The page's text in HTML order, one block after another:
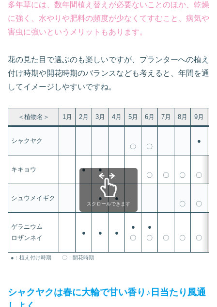
多年草には、数年間植え替えが必要ないことのほか、乾燥
に強く、水やりや肥料の頻度が少なくてすむこと、病気や
害虫に強いというメリットもあります。
花の見た目で選ぶのも楽しいですが、プランターへの植え
付け時期や開花時期のバランスなども考えると、年間を通
してイメージしやすいですね。
＜植物名＞ 1月 2月 3月 4月 5月 6月 7月 8月 9月
シャクヤク
〇
〇
●
キキョウ ●
●
〇
〇 〇 〇
シュウメイギク ●
●
〇
〇
ゲラニウム
ロザンネイ
● ● ●
●
〇
●
〇
〇 〇 〇
スクロールできます
●：植え付け時期 〇：開花時期
シャクヤクは春に大輪で甘い香り♪日当たり風通